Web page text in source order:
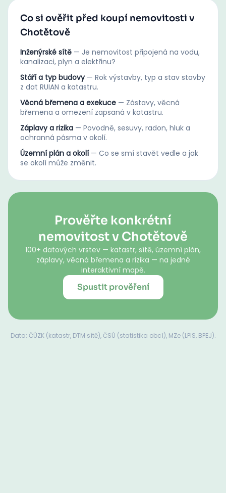
Co si ověřit před koupí nemovitosti v
Chotětově
Inženýrské sítě — Je nemovitost připojená na vodu,
kanalizaci, plyn a elektřinu?
Stáří a typ budovy — Rok výstavby, typ a stav stavby
z dat RUIAN a katastru.
Věcná břemena a exekuce — Zástavy, věcná
břemena a omezení zapsaná v katastru.
Záplavy a rizika — Povodně, sesuvy, radon, hluk a
ochranná pásma v okolí.
Územní plán a okolí — Co se smí stavět vedle a jak
se okolí může změnit.
Prověřte konkrétní
nemovitost v Chotětově
100+ datových vrstev — katastr, sítě, územní plán,
záplavy, věcná břemena a rizika — na jedné
interaktivní mapě.
Spustit prověření
Data: ČÚZK (katastr, DTM sítě), ČSÚ (statistika obcí), MZe (LPIS, BPEJ).